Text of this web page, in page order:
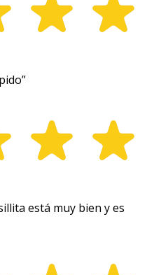
”
está muy bien y es